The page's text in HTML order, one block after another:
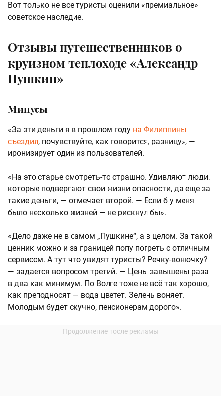
Вот только не все туристы оценили «премиальное»
советское наследие.
Отзывы путешественников о
круизном теплоходе «Александр
Пушкин»
Минусы
«За эти деньги я в прошлом году на Филиппины
съездил, почувствуйте, как говорится, разницу», —
иронизирует один из пользователей.
«На это старье смотреть-то страшно. Удивляют люди,
которые подвергают свои жизни опасности, да еще за
такие деньги, — отмечает второй. — Если б у меня
было несколько жизней — не рискнул бы».
«Дело даже не в самом „Пушкине“, а в целом. За такой
ценник можно и за границей попу погреть с отличным
сервисом. А тут что увидят туристы? Речку-вонючку?
— задается вопросом третий. — Цены завышены раза
в два как минимум. По Волге тоже не всё так хорошо,
как преподносят — вода цветет. Зелень воняет.
Молодым будет скучно, пенсионерам дорого».